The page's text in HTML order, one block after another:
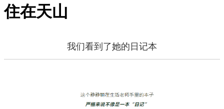
住在天山
我们看到了她的日记本